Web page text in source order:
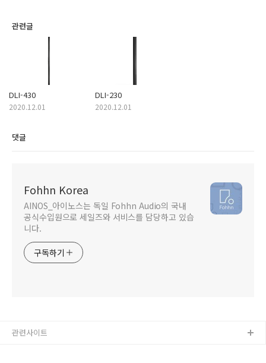
관련글
DLI-430
2020.12.01
DLI-230
2020.12.01
댓글
Fohhn Korea
AINOS_아이노스는 독일 Fohhn Audio의 국내
공식수입원으로 세일즈와 서비스를 담당하고 있습
니다.
구독하기
관련사이트